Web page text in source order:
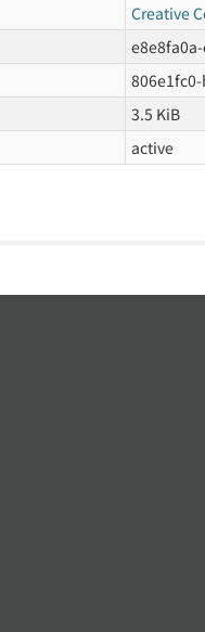
Creative
3.5 KiB
active